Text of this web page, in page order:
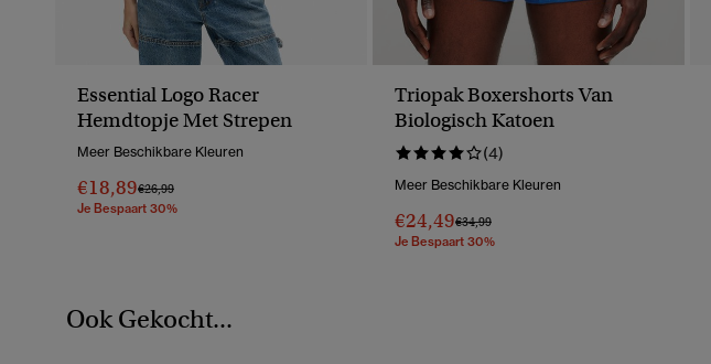
Essential Logo Racer
Hemdtopje Met Strepen
Meer Beschikbare Kleuren
€18,89Prijs Verlaagd Van
€26,99Naar
Je Bespaart 30%
Triopak Boxershorts Van
Biologisch Katoen
(4)
Meer Beschikbare Kleuren
€24,49Prijs Verlaagd Van
€34,99Naar
Je Bespaart 30%
Ook Gekocht...